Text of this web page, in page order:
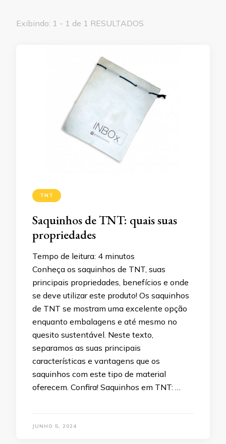
Exibindo: 1 - 1 de 1 RESULTADOS
TNT
Saquinhos de TNT: quais suas
propriedades
Tempo de leitura: 4 minutos
Conheça os saquinhos de TNT, suas
principais propriedades, benefícios e onde
se deve utilizar este produto! Os saquinhos
de TNT se mostram uma excelente opção
enquanto embalagens e até mesmo no
quesito sustentável. Neste texto,
separamos as suas principais
características e vantagens que os
saquinhos com este tipo de material
oferecem. Confira! Saquinhos em TNT: …
JUNHO 5, 2024